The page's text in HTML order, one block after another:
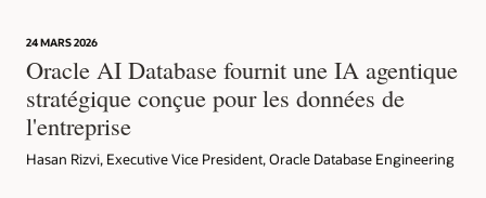
24 MARS 2026
Oracle AI Database fournit une IA agentique
stratégique conçue pour les données de
l'entreprise
Hasan Rizvi, Executive Vice President, Oracle Database Engineering